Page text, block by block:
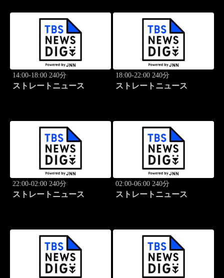
14:00-18:00 240分
ストレートニュース
18:00-22:00 240分
ストレートニュース
22:00-02:00 240分
ストレートニュース
02:00-06:00 240分
ストレートニュース